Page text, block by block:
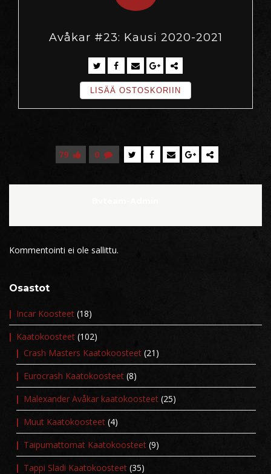
Avåkar #23: Kausi 2020-2021
LISÄÄ OSTOSKORIIN
79 0
Kommentointi ei ole sallittu.
Osastot
Incar Koosteet (18)
Kaatokoosteet (102)
Crash Masters Kaatokoosteet (21)
Eurocrash Kaatokoosteet (8)
Malexander Avåkar kaatokoosteet (25)
Muut Kaatokoosteet (4)
Taipumattomat Kaatokoosteet (9)
Tappi Sladi Kaatokoosteet (35)